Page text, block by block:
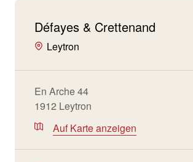
Défayes & Crettenand
Leytron
En Arche 44
1912 Leytron
Auf Karte anzeigen